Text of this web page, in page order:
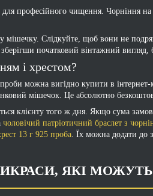
професійного чищення. Чорніння на
мішечку. Слідкуйте, щоб вони не
початковий вінтажний вигляд,
і хрестом?
можна вигідно купити в
мішечок. Це абсолютно
клієнту того ж дня. Якщо сума
чоловічий патріотичний браслет з
13 г 925 проба . Їх можна додати до
ЯКІ